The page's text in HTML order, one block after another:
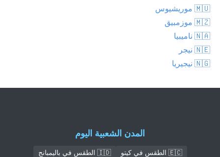
🇲🇺 موريشيوس
🇲🇿 موزمبيق
🇳🇦 ناميبيا
🇳🇪 نيجر
🇳🇬 نيجيريا
المدن الشعبية اليوم
🇪🇨 الطقس في كيتو
🇮🇩 الطقس في باليمبانج